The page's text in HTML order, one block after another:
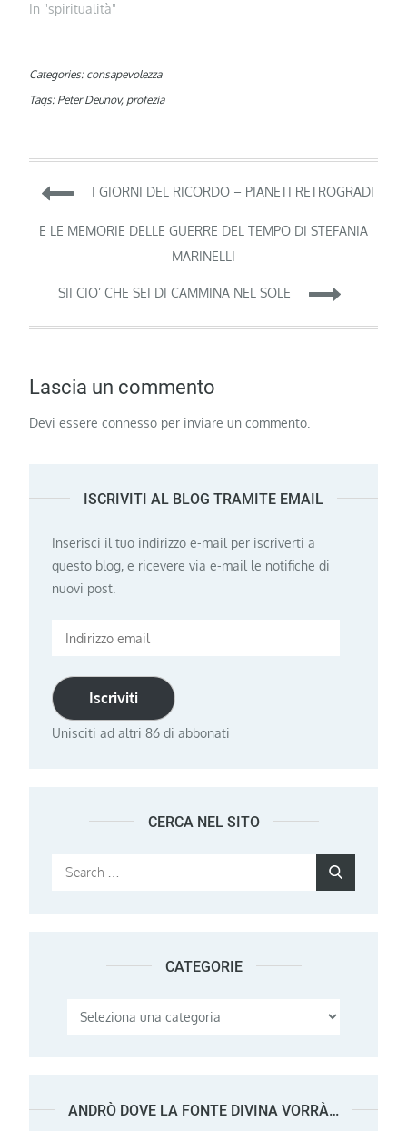
In "spiritualità"
Categories: consapevolezza
Tags: Peter Deunov, profezia
Navigazione
articoli
I GIORNI DEL RICORDO – PIANETI RETROGRADI
E LE MEMORIE DELLE GUERRE DEL TEMPO DI STEFANIA
MARINELLI
SII CIO’ CHE SEI DI CAMMINA NEL SOLE
Lascia un commento
Devi essereconnesso per inviare un commento.
ISCRIVITI AL BLOG TRAMITE EMAIL
Inserisci il tuo indirizzo e-mail per iscriverti a
questo blog, e ricevere via e-mail le notifiche di
nuovi post.
Indirizzo
Iscriviti
Unisciti ad altri 86 di abbonati
CERCA NEL SITO
Search
CATEGORIE
Categorie
ANDRÒ DOVE LA FONTE DIVINA VORRÀ…